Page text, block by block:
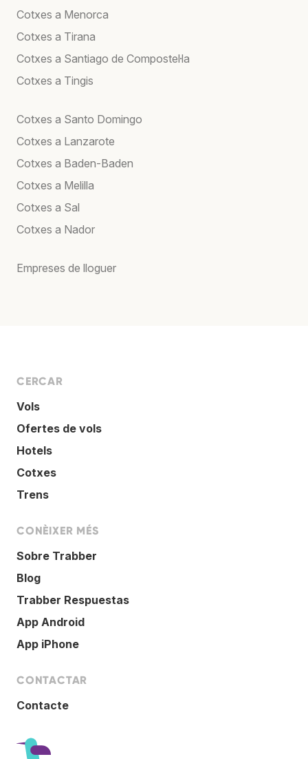
Cotxes a Menorca
Cotxes a Tirana
Cotxes a Santiago de Compostel·la
Cotxes a Tingis
Cotxes a Santo Domingo
Cotxes a Lanzarote
Cotxes a Baden-Baden
Cotxes a Melilla
Cotxes a Sal
Cotxes a Nador
Empreses de lloguer
CERCAR
Vols
Ofertes de vols
Hotels
Cotxes
Trens
CONÈIXER MÉS
Sobre Trabber
Blog
Trabber Respuestas
App Android
App iPhone
CONTACTAR
Contacte